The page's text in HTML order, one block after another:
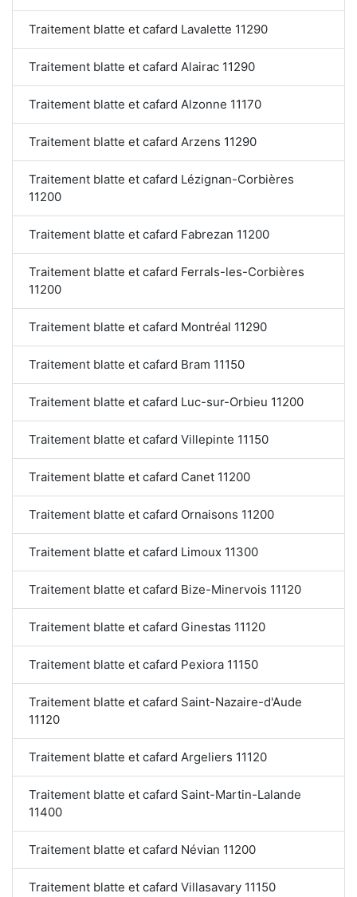
Traitement blatte et cafard Lavalette 11290
Traitement blatte et cafard Alairac 11290
Traitement blatte et cafard Alzonne 11170
Traitement blatte et cafard Arzens 11290
Traitement blatte et cafard Lézignan-Corbières
11200
Traitement blatte et cafard Fabrezan 11200
Traitement blatte et cafard Ferrals-les-Corbières
11200
Traitement blatte et cafard Montréal 11290
Traitement blatte et cafard Bram 11150
Traitement blatte et cafard Luc-sur-Orbieu 11200
Traitement blatte et cafard Villepinte 11150
Traitement blatte et cafard Canet 11200
Traitement blatte et cafard Ornaisons 11200
Traitement blatte et cafard Limoux 11300
Traitement blatte et cafard Bize-Minervois 11120
Traitement blatte et cafard Ginestas 11120
Traitement blatte et cafard Pexiora 11150
Traitement blatte et cafard Saint-Nazaire-d'Aude
11120
Traitement blatte et cafard Argeliers 11120
Traitement blatte et cafard Saint-Martin-Lalande
11400
Traitement blatte et cafard Névian 11200
Traitement blatte et cafard Villasavary 11150